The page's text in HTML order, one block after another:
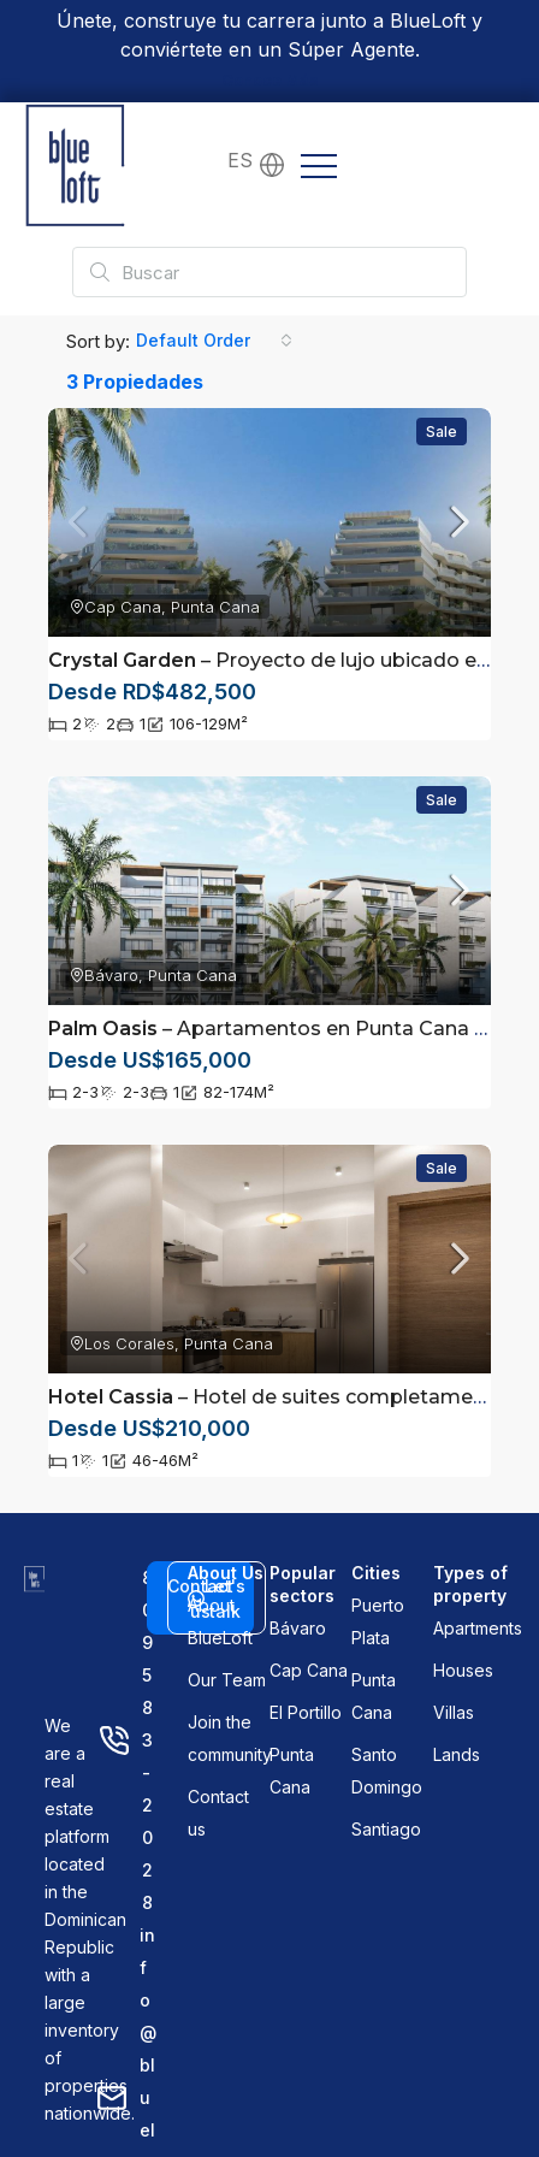
Únete, construye tu carrera junto a BlueLoft y
conviértete en un Súper Agente.
ES
3 Propiedades
Sort by: Default Order
Sale
Cap Cana, Punta Cana
Crystal Garden – Proyecto de lujo ubicado en Cap Cana, Punta Cana
Desde RD$482,500
2 2 1 106-129M²
Sale
Bávaro, Punta Cana
Palm Oasis – Apartamentos en Punta Cana cercanos a la playa
Desde US$165,000
2-3 2-3 1 82-174M²
Sale
Los Corales, Punta Cana
Hotel Cassia – Hotel de suites completamente amuebladas ubicadas en Los Corales, Punta Cana
Desde US$210,000
1 1 46-46M²
We
are a
real
estate
platform
located
in the
Dominican
Republic
with a
large
inventory
of
properties
nationwide.
8
0
9
5
8
3
-
2
0
2
8
in
f
o
@
bl
u
el
Contact
us
Let's
talk
About Us
About
BlueLoft
Our Team
Join the
community
Contact
us
Popular
sectors
Bávaro
Cap Cana
El Portillo
Punta
Cana
Cities
Puerto
Plata
Punta
Cana
Santo
Domingo
Santiago
Types of
property
Apartments
Houses
Villas
Lands